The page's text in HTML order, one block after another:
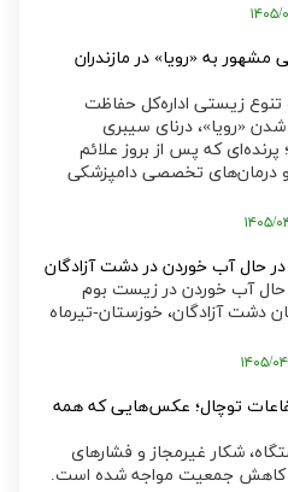
مشهور به «رویا» در مازندران
زیستی اداره‌کل حفاظت
«رویا»، درنای سیبری
پرنده‌ای که پس از بروز علائم
درمان‌های تخصصی دامپزشکی
در حال آب خوردن در دشت آزادگان
حال آب خوردن در زیست بوم
دشت آزادگان، خوزستان-تیرماه
توچال؛ عکس‌هایی که همه
شکار غیرمجاز و فشار‌های
کاهش جمعیت مواجه شده است.